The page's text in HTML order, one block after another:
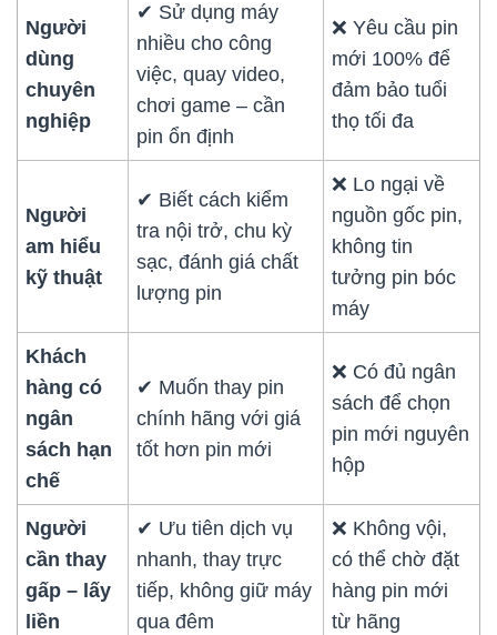
Người
dùng
chuyên
nghiệp
✔ Sử dụng máy
nhiều cho công
việc, quay video,
chơi game – cần
pin ổn định
❌ Yêu cầu pin
mới 100% để
đảm bảo tuổi
thọ tối đa
Người
am hiểu
kỹ thuật
✔ Biết cách kiểm
tra nội trở, chu kỳ
sạc, đánh giá chất
lượng pin
❌ Lo ngại về
nguồn gốc pin,
không tin
tưởng pin bóc
máy
Khách
hàng có
ngân
sách hạn
chế
✔ Muốn thay pin
chính hãng với giá
tốt hơn pin mới
❌ Có đủ ngân
sách để chọn
pin mới nguyên
hộp
Người
cần thay
gấp – lấy
liền
✔ Ưu tiên dịch vụ
nhanh, thay trực
tiếp, không giữ máy
qua đêm
❌ Không vội,
có thể chờ đặt
hàng pin mới
từ hãng